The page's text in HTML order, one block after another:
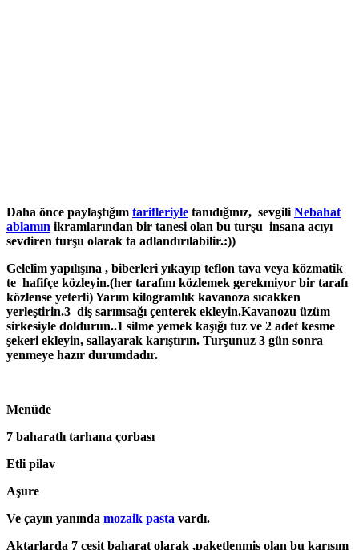
Daha önce paylaştığım tarifleriyle tanıdığınız, sevgili Nebahat
ablamın ikramlarından bir tanesi olan bu turşu insana acıyı
sevdiren turşu olarak ta adlandırılabilir.:))
Gelelim yapılışına , biberleri yıkayıp teflon tava veya közmatik
te hafifçe közleyin.(her tarafını közlemek gerekmiyor bir tarafı
közlense yeterli) Yarım kilogramlık kavanoza sıcakken
yerleştirin.3 diş sarımsağı çenterek ekleyin.Kavanozu üzüm
sirkesiyle doldurun..1 silme yemek kaşığı tuz ve 2 adet kesme
şekeri ekleyin, sallayarak karıştırın. Turşunuz 3 gün sonra
yenmeye hazır durumdadır.
Menüde
7 baharatlı tarhana çorbası
Etli pilav
Aşure
Ve çayın yanında mozaik pasta vardı.
Aktarlarda 7 çeşit baharat olarak ,paketlenmiş olan bu karışım